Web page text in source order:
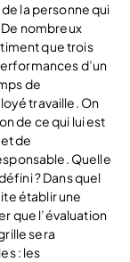
la personne qui
nombreux
que trois
d’un
de
travaille. On
de ce qui lui est
de
Quelle
? Dans quel
établir une
que l’évaluation
sera
: les